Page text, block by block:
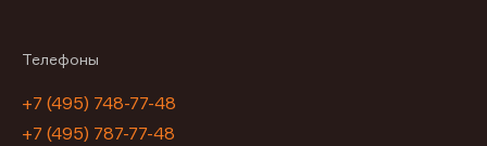
Телефоны
+7 (495) 748-77-48
+7 (495) 787-77-48